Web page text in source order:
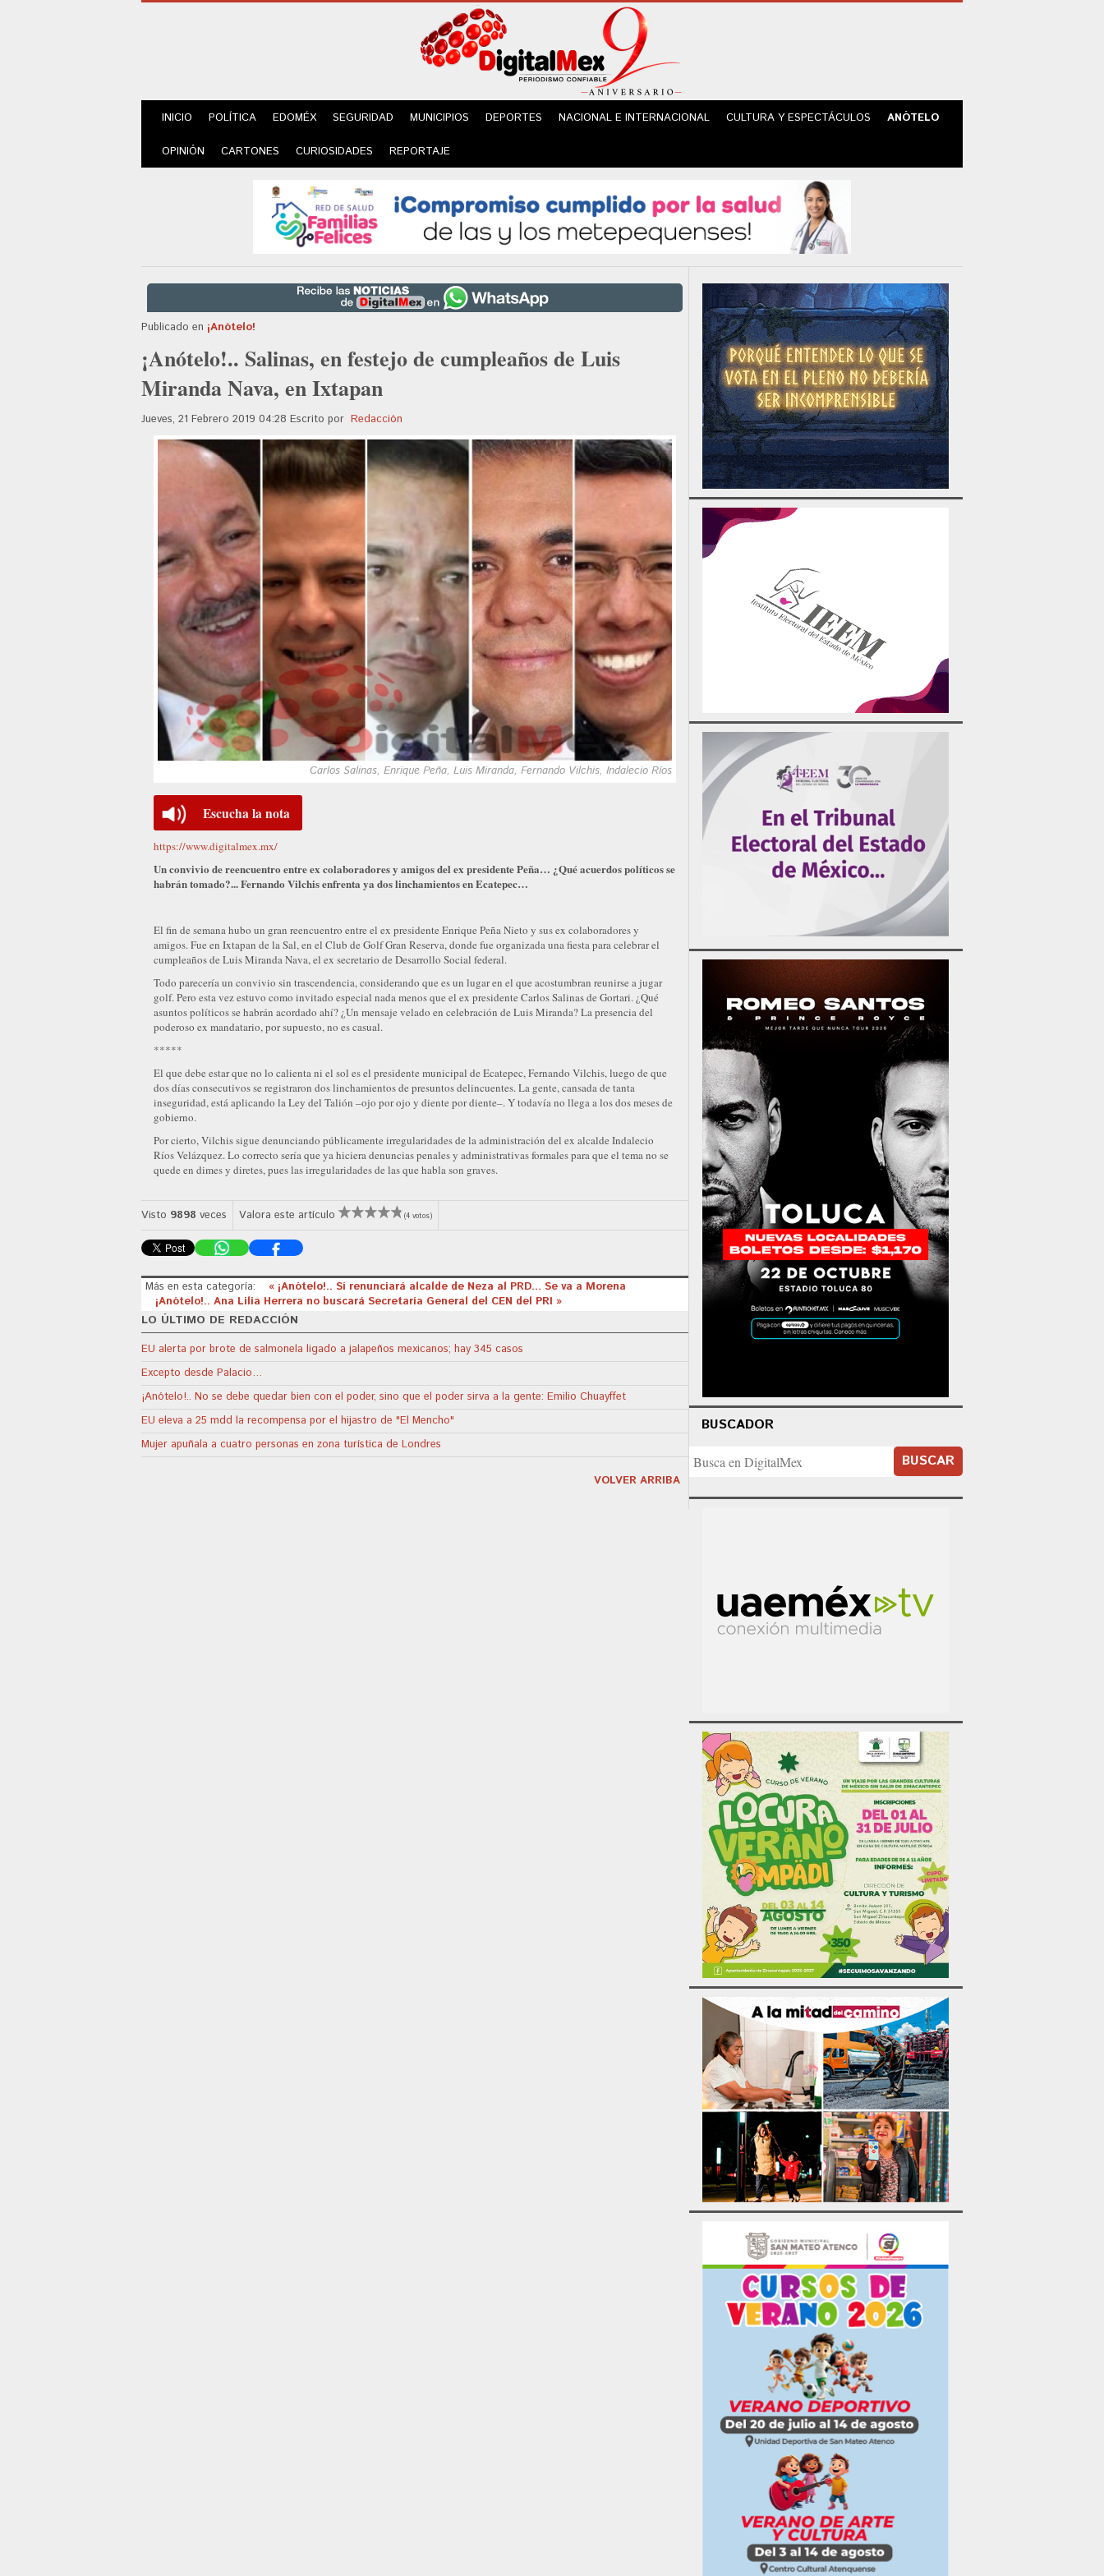
INICIO POLÍTICA EDOMÉX SEGURIDAD MUNICIPIOS DEPORTES NACIONAL E INTERNACIONAL CULTURA Y ESPECTÁCULOS ANÓTELO
OPINIÓN CARTONES CURIOSIDADES REPORTAJE
Publicado en ¡Anótelo!
¡Anótelo!.. Salinas, en festejo de cumpleaños de Luis
Miranda Nava, en Ixtapan
Jueves, 21 Febrero 2019 04:28 Escrito por Redacción
Carlos Salinas, Enrique Peña, Luis Miranda, Fernando Vilchis, Indalecio Ríos
Escucha la nota
https://www.digitalmex.mx/
Un convivio de reencuentro entre ex colaboradores y amigos del ex presidente Peña… ¿Qué acuerdos políticos se
habrán tomado?... Fernando Vilchis enfrenta ya dos linchamientos en Ecatepec…
El fin de semana hubo un gran reencuentro entre el ex presidente Enrique Peña Nieto y sus ex colaboradores y
amigos. Fue en Ixtapan de la Sal, en el Club de Golf Gran Reserva, donde fue organizada una fiesta para celebrar el
cumpleaños de Luis Miranda Nava, el ex secretario de Desarrollo Social federal.
Todo parecería un convivio sin trascendencia, considerando que es un lugar en el que acostumbran reunirse a jugar
golf. Pero esta vez estuvo como invitado especial nada menos que el ex presidente Carlos Salinas de Gortari. ¿Qué
asuntos políticos se habrán acordado ahí? ¿Un mensaje velado en celebración de Luis Miranda? La presencia del
poderoso ex mandatario, por supuesto, no es casual.
*****
El que debe estar que no lo calienta ni el sol es el presidente municipal de Ecatepec, Fernando Vilchis, luego de que
dos días consecutivos se registraron dos linchamientos de presuntos delincuentes. La gente, cansada de tanta
inseguridad, está aplicando la Ley del Talión –ojo por ojo y diente por diente–. Y todavía no llega a los dos meses de
gobierno.
Por cierto, Vilchis sigue denunciando públicamente irregularidades de la administración del ex alcalde Indalecio
Ríos Velázquez. Lo correcto sería que ya hiciera denuncias penales y administrativas formales para que el tema no se
quede en dimes y diretes, pues las irregularidades de las que habla son graves.
Visto 9898 veces Valora este artículo (4 votos)
Más en esta categoría:
« ¡Anótelo!.. Sí renunciará alcalde de Neza al PRD… Se va a Morena
¡Anótelo!.. Ana Lilia Herrera no buscará Secretaría General del CEN del PRI »
LO ÚLTIMO DE REDACCIÓN
EU alerta por brote de salmonela ligado a jalapeños mexicanos; hay 345 casos
Excepto desde Palacio…
¡Anótelo!.. No se debe quedar bien con el poder, sino que el poder sirva a la gente: Emilio Chuayffet
EU eleva a 25 mdd la recompensa por el hijastro de "El Mencho"
Mujer apuñala a cuatro personas en zona turística de Londres
VOLVER ARRIBA
BUSCADOR
BUSCAR